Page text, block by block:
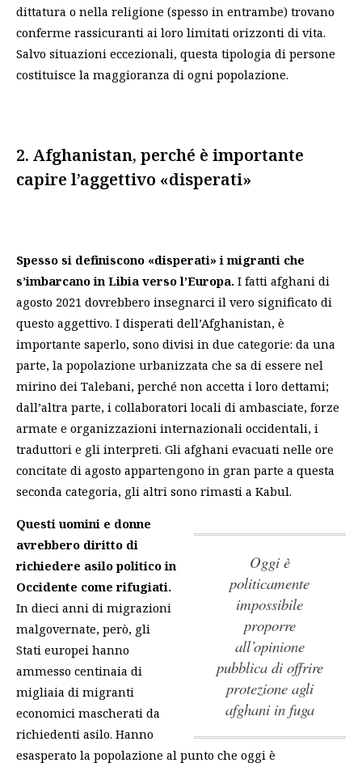
dittatura o nella religione (spesso in entrambe) trovano
conferme rassicuranti ai loro limitati orizzonti di vita.
Salvo situazioni eccezionali, questa tipologia di persone
costituisce la maggioranza di ogni popolazione.
2. Afghanistan, perché è importante
capire l’aggettivo «disperati»
Spesso si definiscono «disperati» i migranti che
s’imbarcano in Libia verso l’Europa. I fatti afghani di
agosto 2021 dovrebbero insegnarci il vero significato di
questo aggettivo. I disperati dell’Afghanistan, è
importante saperlo, sono divisi in due categorie: da una
parte, la popolazione urbanizzata che sa di essere nel
mirino dei Talebani, perché non accetta i loro dettami;
dall’altra parte, i collaboratori locali di ambasciate, forze
armate e organizzazioni internazionali occidentali, i
traduttori e gli interpreti. Gli afghani evacuati nelle ore
concitate di agosto appartengono in gran parte a questa
seconda categoria, gli altri sono rimasti a Kabul.
oggi è
politicamente
impossibile
proporre
all’opinione
pubblica di offrire
protezione agli
afghani in fuga
Questi uomini e donne
avrebbero diritto di
richiedere asilo politico in
Occidente come rifugiati.
In dieci anni di migrazioni
malgovernate, però, gli
Stati europei hanno
ammesso centinaia di
migliaia di migranti
economici mascherati da
richiedenti asilo. Hanno
esasperato la popolazione al punto che oggi è